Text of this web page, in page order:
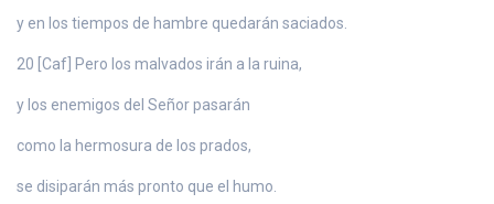
y en los tiempos de hambre quedarán saciados.
20 [Caf] Pero los malvados irán a la ruina,
y los enemigos del Señor pasarán
como la hermosura de los prados,
se disiparán más pronto que el humo.